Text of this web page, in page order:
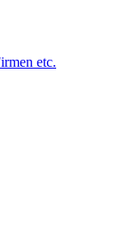
etc.